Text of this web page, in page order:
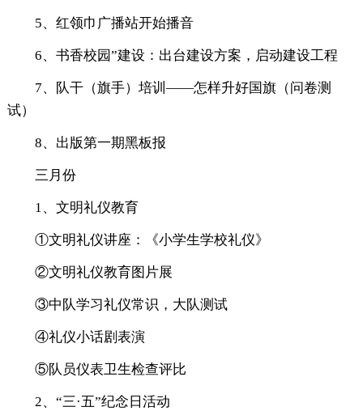
5、红领巾广播站开始播音
6、书香校园”建设：出台建设方案，启动建设工程
7、队干（旗手）培训——怎样升好国旗（问卷测
试）
8、出版第一期黑板报
三月份
1、文明礼仪教育
①文明礼仪讲座：《小学生学校礼仪》
②文明礼仪教育图片展
③中队学习礼仪常识，大队测试
④礼仪小话剧表演
⑤队员仪表卫生检查评比
2、“三·五”纪念日活动